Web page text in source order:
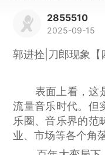
2855510
2025-09-15
郭进拴|刀郎现象【
表面上看，这是
流量音乐时代。但
乐圈、音乐界的范
业、市场等各个角